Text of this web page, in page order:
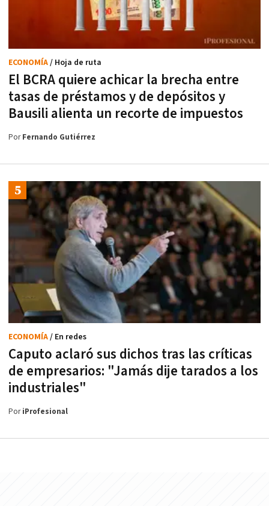
El BCRA quiere achicar la brecha entre
tasas de préstamos y de depósitos y
Bausili alienta un recorte de impuestos
ECONOMÍA/ Hoja de ruta
PorFernando Gutiérrez
Caputo aclaró sus dichos tras las críticas
de empresarios: "Jamás dije tarados a los
industriales"
ECONOMÍA/ En redes
PoriProfesional